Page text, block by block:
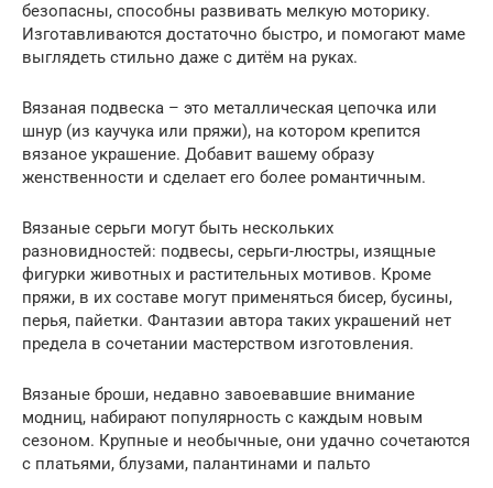
безопасны, способны развивать мелкую моторику.
Изготавливаются достаточно быстро, и помогают маме
выглядеть стильно даже с дитём на руках.
Вязаная подвеска – это металлическая цепочка или
шнур (из каучука или пряжи), на котором крепится
вязаное украшение. Добавит вашему образу
женственности и сделает его более романтичным.
Вязаные серьги могут быть нескольких
разновидностей: подвесы, серьги-люстры, изящные
фигурки животных и растительных мотивов. Кроме
пряжи, в их составе могут применяться бисер, бусины,
перья, пайетки. Фантазии автора таких украшений нет
предела в сочетании мастерством изготовления.
Вязаные броши, недавно завоевавшие внимание
модниц, набирают популярность с каждым новым
сезоном. Крупные и необычные, они удачно сочетаются
с платьями, блузами, палантинами и пальто